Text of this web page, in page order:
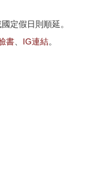
定假日則順延。
書 IG連結。